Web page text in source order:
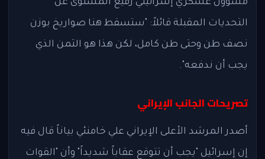
مسؤول عسكري إسرائيلي رفيع المستوى عن
التحديات المقبلة قائلاً: "ستسقط هنا صواريخ بوزن
نصف طن وحتى طن كامل، لكن هذا هو الثمن الذي
يجب أن ندفعه".
تصريحات الجانب الإيراني
أصدر المرشد الأعلى الإيراني علي خامنئي بياناً قال فيه
إن إسرائيل "يجب أن تتوقع عقاباً شديداً" وأن "القوات